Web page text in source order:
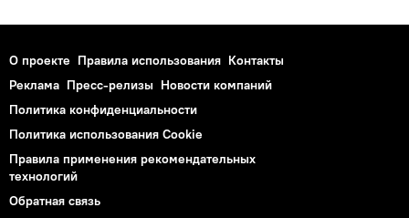
О проекте Правила использования Контакты
Реклама Пресс-релизы Новости компаний
Политика конфиденциальности
Политика использования Cookie
Правила применения рекомендательных
технологий
Обратная связь